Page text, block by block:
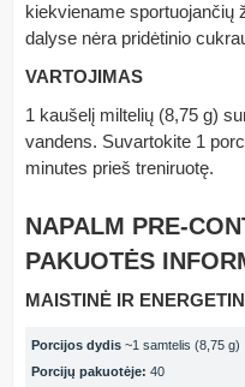
kiekviename sportuojančių
dalyse nėra pridėtinio
VARTOJIMAS
1 kaušelį miltelių (8,75 g)
vandens. Suvartokite 1
minutes prieš treniruotę.
NAPALM PRE-
PAKUOTĖS
MAISTINĖ IR
Porcijos dydis ~1 samtelis (8,75 g)
Porcijų pakuotėje: 40